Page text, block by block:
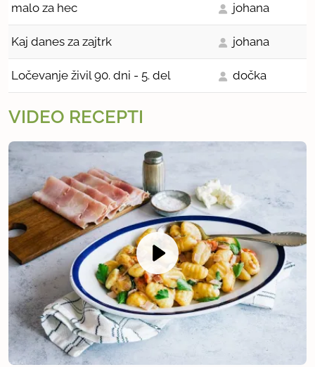
malo za hec johana
Kaj danes za zajtrk johana
Ločevanje živil 90. dni - 5. del dočka
VIDEO RECEPTI